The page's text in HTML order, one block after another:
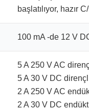
başlatılıyor, hazır
100 mA -de 12 V
5 A 250 V AC
5 A 30 V DC
2 A 250 V AC
2 A 30 V DC